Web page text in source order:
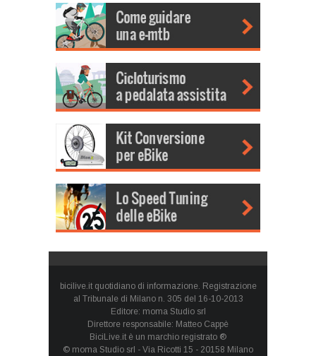
bicilive.it quotidiano di informazione. Registrazione
al Tribunale di Milano n. 305 del 16-10-2013
Editore: moma Studio srl
Direttore responsabile: Matteo Cappè
BiciLive.it è un marchio registrato ®
© moma Studio srl - Via Ricotti 15 - 20158 Milano